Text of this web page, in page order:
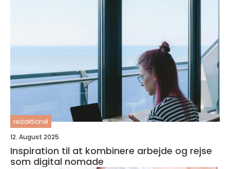
redaktionel
12. August 2025
Inspiration til at kombinere arbejde og rejse
som digital nomade